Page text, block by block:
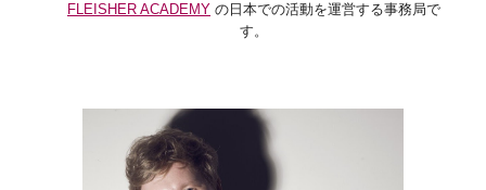
FLEISHER ACADEMY の日本での活動を運営する事務局で
す。